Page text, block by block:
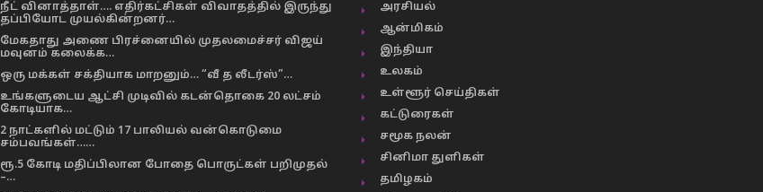
நீட் வினாத்தாள்…. எதிர்கட்சிகள் விவாதத்தில் இருந்து
தப்பியோட முயல்கின்றனர்…
மேகதாது அணை பிரச்னையில் முதலமைச்சர் விஜய்
மவுனம் கலைக்க…
ஒரு மக்கள் சக்தியாக மாறனும்… “வீ த லீடர்ஸ்”…
உங்களுடைய ஆட்சி முடிவில் கடன்தொகை 20 லட்சம்
கோடியாக…
2 நாட்களில் மட்டும் 17 பாலியல் வன்கொடுமை
சம்பவங்கள்……
ரூ.5 கோடி மதிப்பிலான போதை பொருட்கள் பறிமுதல்
–…
அரசியல்
ஆன்மிகம்
இந்தியா
உலகம்
உள்ளூர் செய்திகள்
கட்டுரைகள்
சமூக நலன்
சினிமா துளிகள்
தமிழகம்